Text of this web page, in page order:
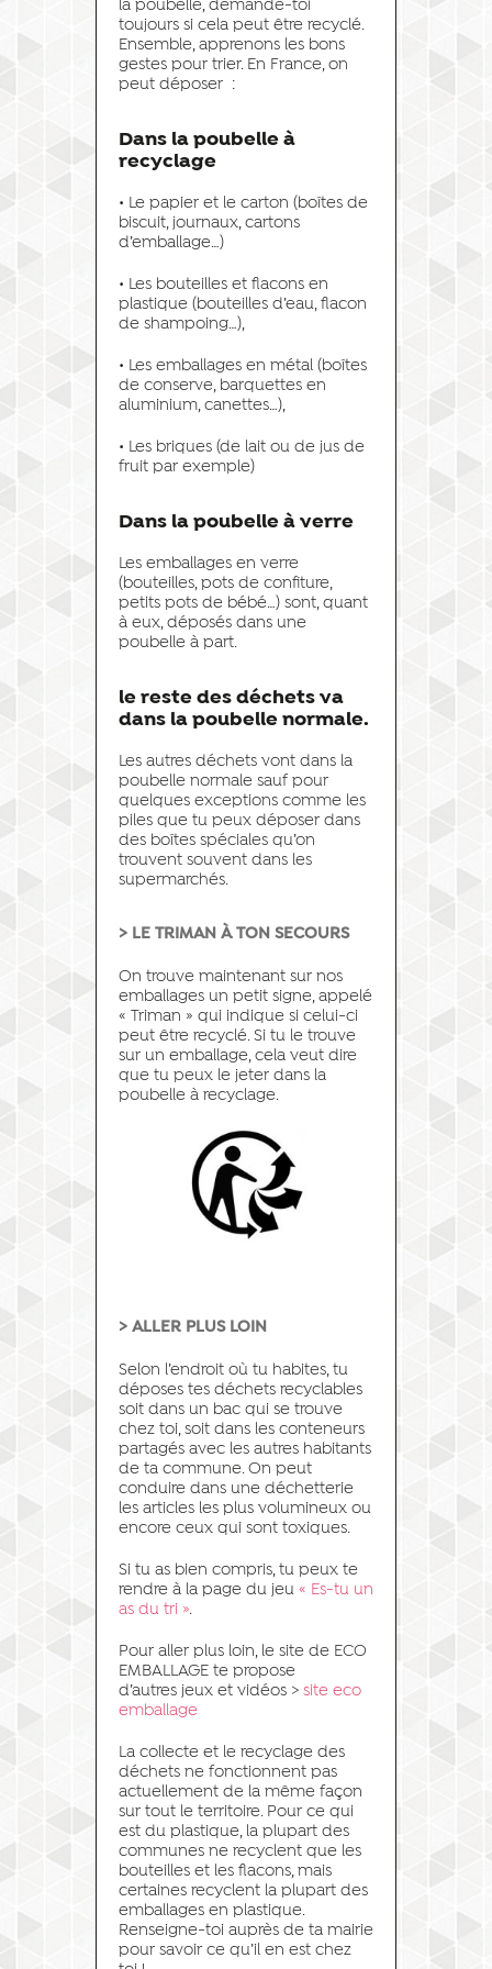
la poubelle, demande-toi
toujours si cela peut être recyclé.
Ensemble, apprenons les bons
gestes pour trier. En France, on
peut déposer :
Dans la poubelle à
recyclage
• Le papier et le carton (boîtes de
biscuit, journaux, cartons
d’emballage…)
• Les bouteilles et flacons en
plastique (bouteilles d’eau, flacon
de shampoing…),
• Les emballages en métal (boîtes
de conserve, barquettes en
aluminium, canettes…),
• Les briques (de lait ou de jus de
fruit par exemple)
Dans la poubelle à verre
Les emballages en verre
(bouteilles, pots de confiture,
petits pots de bébé…) sont, quant
à eux, déposés dans une
poubelle à part.
le reste des déchets va
dans la poubelle normale.
Les autres déchets vont dans la
poubelle normale sauf pour
quelques exceptions comme les
piles que tu peux déposer dans
des boîtes spéciales qu’on
trouvent souvent dans les
supermarchés.
> LE TRIMAN À TON SECOURS
On trouve maintenant sur nos
emballages un petit signe, appelé
« Triman » qui indique si celui-ci
peut être recyclé. Si tu le trouve
sur un emballage, cela veut dire
que tu peux le jeter dans la
poubelle à recyclage.
> ALLER PLUS LOIN
Selon l’endroit où tu habites, tu
déposes tes déchets recyclables
soit dans un bac qui se trouve
chez toi, soit dans les conteneurs
partagés avec les autres habitants
de ta commune. On peut
conduire dans une déchetterie
les articles les plus volumineux ou
encore ceux qui sont toxiques.
Si tu as bien compris, tu peux te
rendre à la page du jeu « Es-tu un
as du tri »
Pour aller plus loin, le site de ECO
EMBALLAGE te propose
d’autres jeux et vidéos > site eco
emballage
La collecte et le recyclage des
déchets ne fonctionnent pas
actuellement de la même façon
sur tout le territoire. Pour ce qui
est du plastique, la plupart des
communes ne recyclent que les
bouteilles et les flacons, mais
certaines recyclent la plupart des
emballages en plastique.
Renseigne-toi auprès de ta mairie
pour savoir ce qu’il en est chez